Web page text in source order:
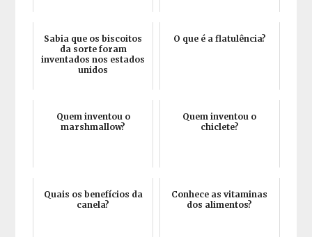
Sabia que os biscoitos
da sorte foram
inventados nos estados
unidos
O que é a flatulência?
Quem inventou o
marshmallow?
Quem inventou o
chiclete?
Quais os benefícios da
canela?
Conhece as vitaminas
dos alimentos?